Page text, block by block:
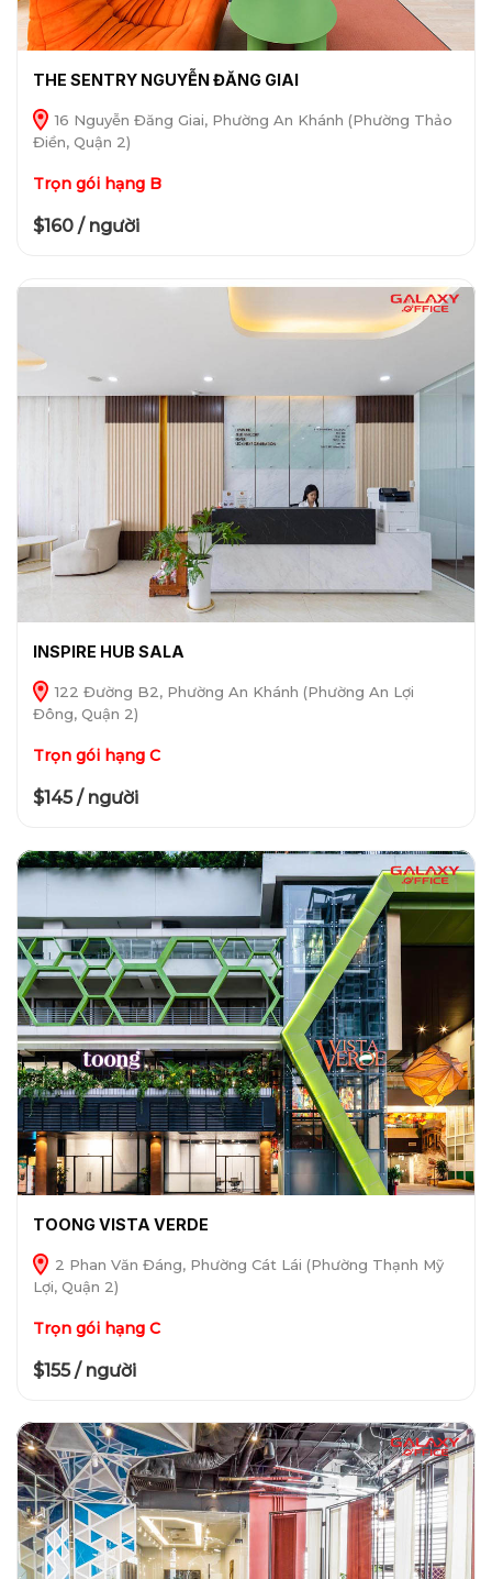
THE SENTRY NGUYỄN ĐĂNG GIAI
16 Nguyễn Đăng Giai, Phường An Khánh (Phường Thảo
Điền, Quận 2)
Trọn gói hạng B
$160 / người
INSPIRE HUB SALA
122 Đường B2, Phường An Khánh (Phường An Lợi
Đông, Quận 2)
Trọn gói hạng C
$145 / người
TOONG VISTA VERDE
2 Phan Văn Đáng, Phường Cát Lái (Phường Thạnh Mỹ
Lợi, Quận 2)
Trọn gói hạng C
$155 / người